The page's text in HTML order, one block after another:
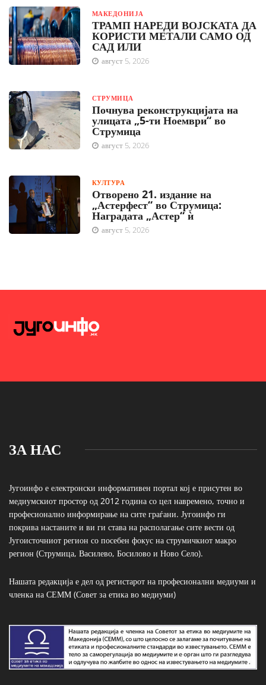
МАКЕДОНИЈА
ТРАМП НАРЕДИ ВОЈСКАТА ДА
КОРИСТИ МЕТАЛИ САМО ОД
САД ИЛИ
август 5, 2026
СТРУМИЦА
Почнува реконструкцијата на
улицата „5-ти Ноември“ во
Струмица
август 5, 2026
КУЛТУРА
Отворено 21. издание на
„Астерфест“ во Струмица:
Наградата „Астер“ ѝ
август 5, 2026
ЗА НАС
Југоинфо е електронски информативен портал кој е присутен во
медиумскиот простор од 2012 година со цел навремено, точно и
професионално информирање на сите граѓани. Југоинфо ги
покрива настаните и ви ги става на располагање сите вести од
Југоисточниот регион со посебен фокус на струмичкиот макро
регион (Струмица, Василево, Босилово и Ново Село).
Нашата редакција е дел од регистарот на професионални медиуми и
членка на СЕММ (Совет за етика во медиуми)